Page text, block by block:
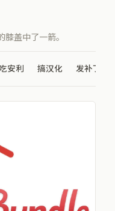
盖中了一箭。
安利 搞汉化 发补丁